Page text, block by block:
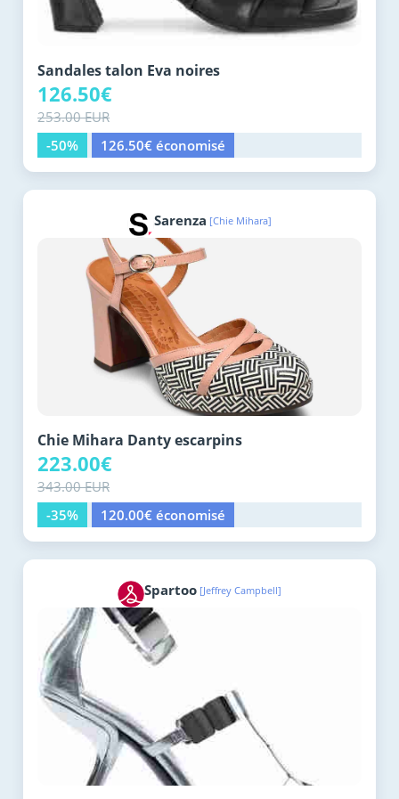
Sandales talon Eva noires
126.50€
253.00 EUR
-50%
126.50€ économisé
Sarenza [Chie Mihara]
Chie Mihara Danty escarpins
223.00€
343.00 EUR
-35%
120.00€ économisé
Spartoo [Jeffrey Campbell]